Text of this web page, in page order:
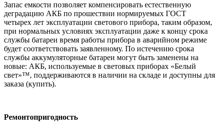
Запас емкости позволяет компенсировать естественную
деградацию АКБ по прошествии нормируемых ГОСТ
четырех лет эксплуатации светового прибора, таким образом,
при нормальных условиях эксплуатации даже к концу срока
службы батареи время работы прибора в аварийном режиме
будет соответствовать заявленному. По истечению срока
службы аккумуляторные батареи могут быть заменены на
новые: АКБ, используемые в световых приборах «Белый
свет»™, поддерживаются в наличии на складе и доступны для
заказа (купить).
Ремонтопригодность